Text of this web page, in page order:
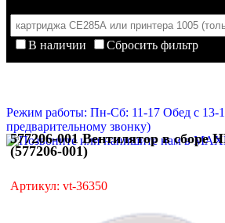
В наличии
Сбросить фильтр
Корзина пуста
Режим работы: Пн-Сб: 11-17 Обед с 13-
предварительному звонку)
577206-001 Вентилятор в сборе
(577206-001)
Артикул: vt-36350